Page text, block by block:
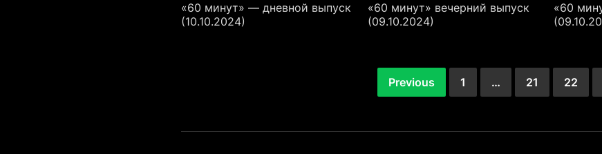
«60 минут» — дневной выпуск
(10.10.2024)
«60 минут» вечерний выпуск
(09.10.2024)
«60
Previous 1 … 21 22